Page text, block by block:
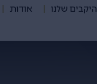
היקבים שלנו
אודות